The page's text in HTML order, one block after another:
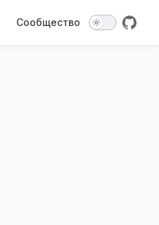
Сообщество